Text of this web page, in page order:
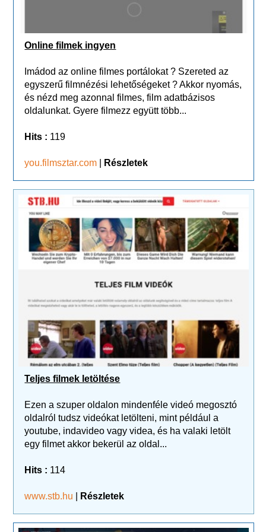
Online filmek ingyen
Imádod az online filmes portálokat ? Szereted az
egyszerű filmnézési lehetőségeket ? Akkor nyomás,
és nézd meg azonnal filmes, film adatbázisos
oldalunkat. Gyere filmezz együtt több...
Hits : 119
you.filmsztar.com Részletek
Teljes filmek letöltése
Ezen a szuper oldalon mindenféle videó megosztó
oldalról tudsz videókat letölteni, mint például a
youtube, indavideo vagy videa, és ha valaki letölt
egy filmet akkor bekerül az oldal...
Hits : 114
www.stb.hu Részletek